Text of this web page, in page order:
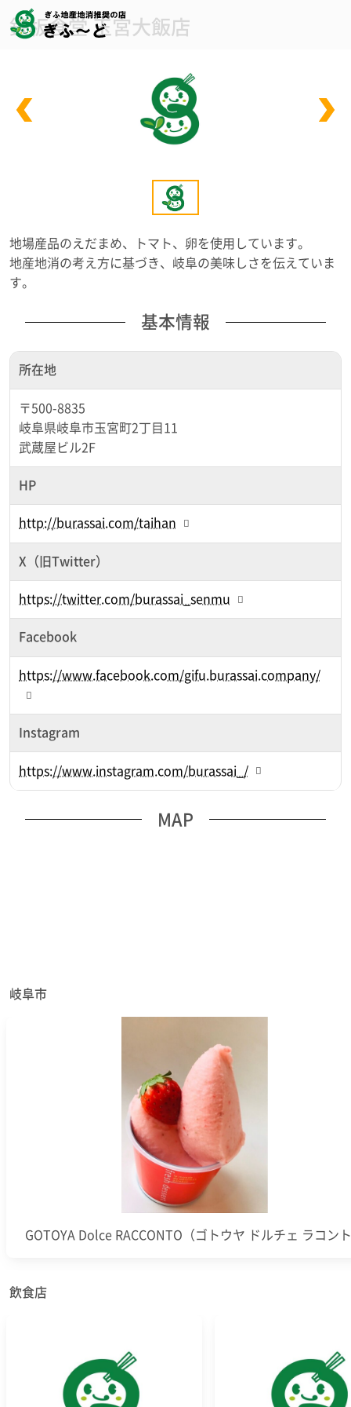
鉄板食堂 玉宮大飯店
地場産品のえだまめ、トマト、卵を使用しています。
地産地消の考え方に基づき、岐阜の美味しさを伝えていま
す。
基本情報
所在地
〒500-8835
岐阜県岐阜市玉宮町2丁目11
武蔵屋ビル2F
HP
http://burassai.com/taihan
X（旧Twitter）
https://twitter.com/burassai_senmu
Facebook
https://www.facebook.com/gifu.burassai.company/
Instagram
https://www.instagram.com/burassai_/
MAP
岐阜市
GOTOYA Dolce RACCONTO（ゴトウヤ ドルチェ ラコン
飲食店